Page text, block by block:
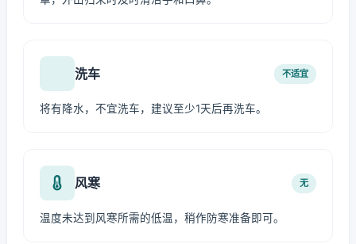
洗车 不适宜
将有降水，不宜洗车，建议至少1天后再洗车。
风寒 无
温度未达到风寒所需的低温，稍作防寒准备即可。